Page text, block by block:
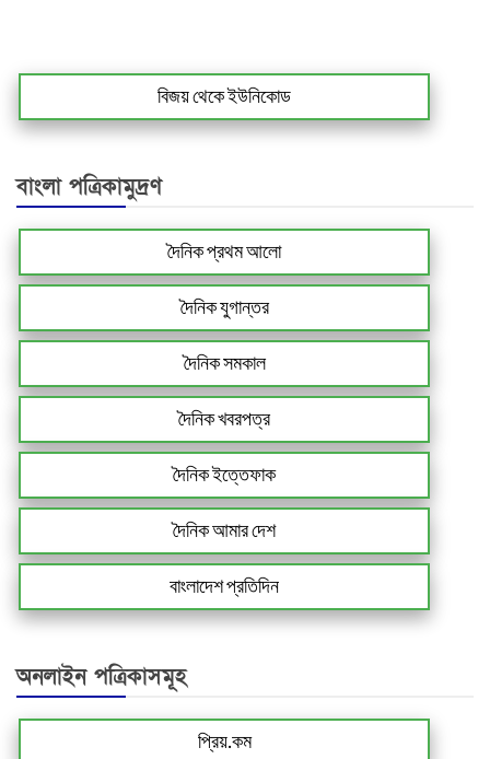
বিজয় থেকে ইউনিকোড
বাংলা পত্রিকামুদ্রণ
দৈনিক প্রথম আলো
দৈনিক যুগান্তর
দৈনিক সমকাল
দৈনিক খবরপত্র
দৈনিক ইত্তেফাক
দৈনিক আমার দেশ
বাংলাদেশ প্রতিদিন
অনলাইন পত্রিকাসমূহ
প্রিয়.কম